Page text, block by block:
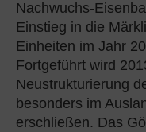
Nachwuchs-
Einstieg in die
Einheiten im Jahr
Fortgeführt wird
Neustrukturierung
besonders im
erschließen. Das